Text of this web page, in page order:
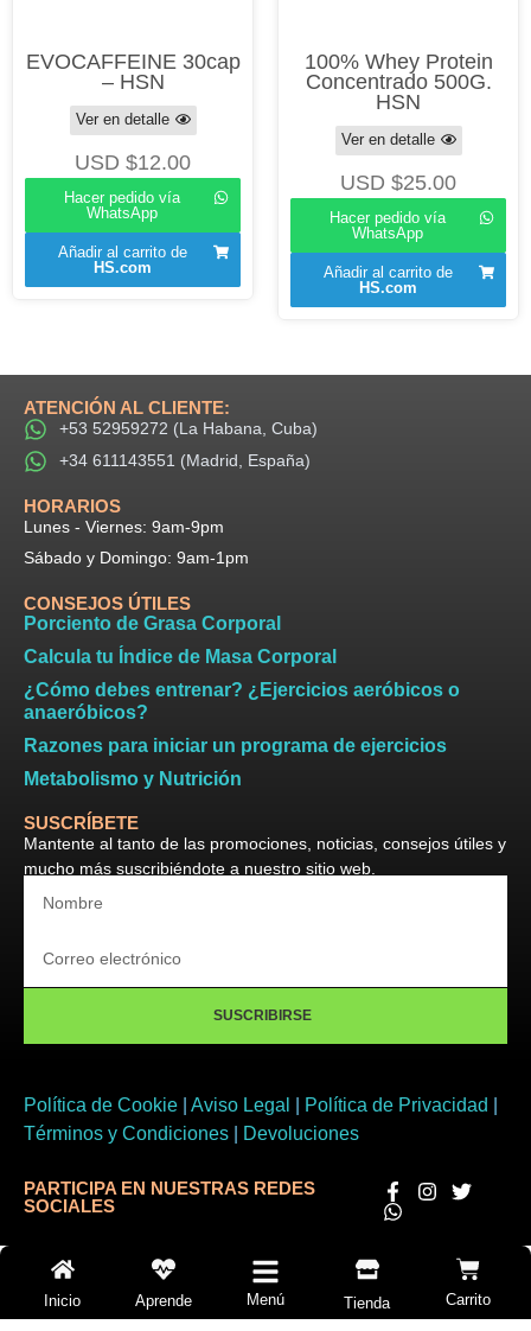
EVOCAFFEINE 30cap
– HSN
Ver en detalle
USD $12.00
Hacer pedido vía
WhatsApp
Añadir al carrito de
HS.com
100% Whey Protein
Concentrado 500G.
HSN
Ver en detalle
USD $25.00
Hacer pedido vía
WhatsApp
Añadir al carrito de
HS.com
ATENCIÓN AL CLIENTE:
+53 52959272 (La Habana, Cuba)
+34 611143551 (Madrid, España)
HORARIOS​
Lunes - Viernes: 9am-9pm​
Sábado y Domingo: 9am-1pm
CONSEJOS ÚTILES
Porciento de Grasa Corporal
Calcula tu Índice de Masa Corporal
¿Cómo debes entrenar? ¿Ejercicios aeróbicos o
anaeróbicos?
Razones para iniciar un programa de ejercicios
Metabolismo y Nutrición
SUSCRÍBETE
Mantente al tanto de las promociones, noticias, consejos útiles y
mucho más suscribiéndote a nuestro sitio web.
SUSCRIBIRSE
Política de Cookie Aviso Legal Política de Privacidad
Términos y Condiciones
Devoluciones
PARTICIPA EN NUESTRAS REDES
SOCIALES
Inicio Aprende Menú Tienda Carrito